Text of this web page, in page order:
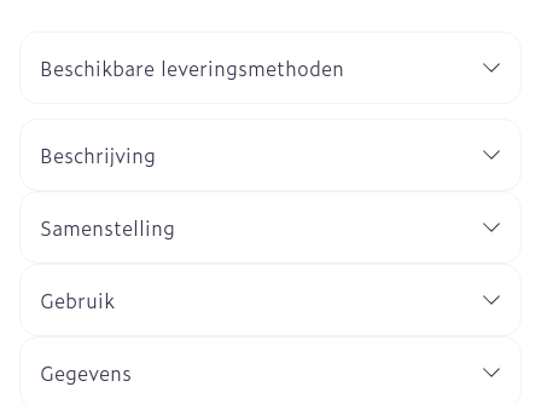
Beschikbare leveringsmethoden
Beschrijving
Samenstelling
Gebruik
Gegevens